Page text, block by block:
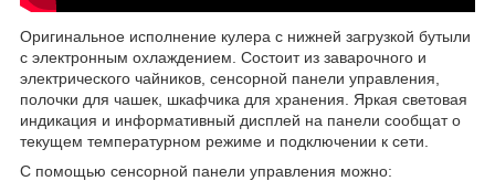
Оригинальное исполнение кулера с нижней загрузкой бутыли
с электронным охлаждением. Состоит из заварочного и
электрического чайников, сенсорной панели управления,
полочки для чашек, шкафчика для хранения. Яркая световая
индикация и информативный дисплей на панели сообщат о
текущем температурном режиме и подключении к сети.
С помощью сенсорной панели управления можно: